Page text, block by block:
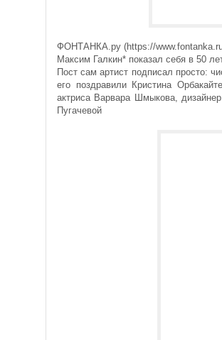
ФОНТАНКА.ру (https://
Максим Галкин* показал себя в 50
Пост сам артист подписал просто:
его поздравили Кристина
актриса Варвара Шмыкова,
Пугачевой